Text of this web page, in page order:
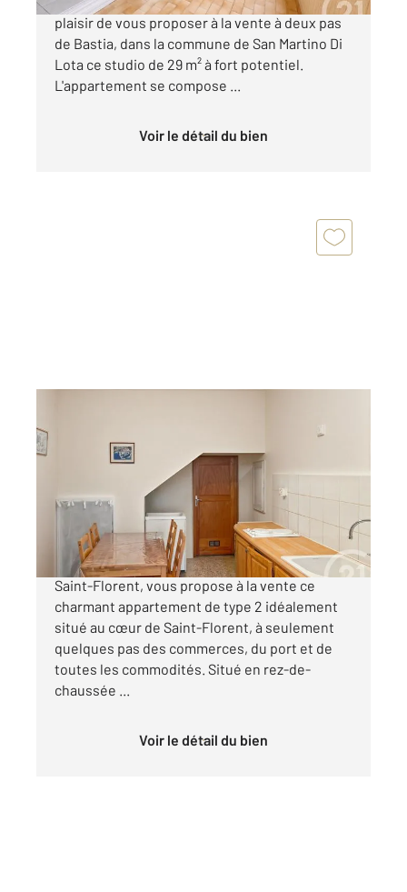
plaisir de vous proposer à la vente à deux pas
de Bastia, dans la commune de San Martino Di
Lota ce studio de 29 m² à fort potentiel.
L'appartement se compose ...
Voir le détail du bien
Ref : 475
Appartement T2 à vendre
118 000 €
Votre agence Century21 Dary Immobilier à
Saint-Florent, vous propose à la vente ce
charmant appartement de type 2 idéalement
situé au cœur de Saint-Florent, à seulement
quelques pas des commerces, du port et de
toutes les commodités. Situé en rez-de-
chaussée ...
Voir le détail du bien